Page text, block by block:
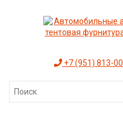
+7 (951) 813-